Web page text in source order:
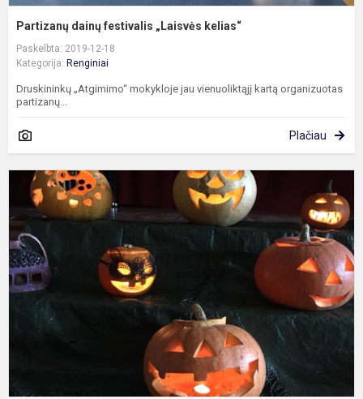
Partizanų dainų festivalis „Laisvės kelias“
Paskelbta: 2019-12-18
Kategorija: Renginiai
Druskininkų „Atgimimo“ mokykloje jau vienuoliktąjį kartą organizuotas
partizanų...
Plačiau